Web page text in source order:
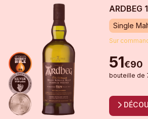
ARDBEG
Single
Sur
51€90
bouteille de